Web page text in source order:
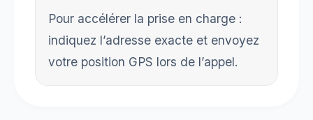
Pour accélérer la prise en charge :
indiquez l’adresse exacte et envoyez
votre position GPS lors de l’appel.